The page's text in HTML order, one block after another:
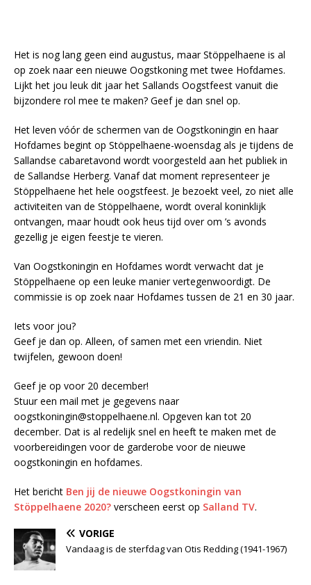
Het is nog lang geen eind augustus, maar Stöppelhaene is al
op zoek naar een nieuwe Oogstkoning met twee Hofdames.
Lijkt het jou leuk dit jaar het Sallands Oogstfeest vanuit die
bijzondere rol mee te maken? Geef je dan snel op.
Het leven vóór de schermen van de Oogstkoningin en haar
Hofdames begint op Stöppelhaene-woensdag als je tijdens de
Sallandse cabaretavond wordt voorgesteld aan het publiek in
de Sallandse Herberg. Vanaf dat moment representeer je
Stöppelhaene het hele oogstfeest. Je bezoekt veel, zo niet alle
activiteiten van de Stöppelhaene, wordt overal koninklijk
ontvangen, maar houdt ook heus tijd over om ’s avonds
gezellig je eigen feestje te vieren.
Van Oogstkoningin en Hofdames wordt verwacht dat je
Stöppelhaene op een leuke manier vertegenwoordigt. De
commissie is op zoek naar Hofdames tussen de 21 en 30 jaar.
Iets voor jou?
Geef je dan op. Alleen, of samen met een vriendin. Niet
twijfelen, gewoon doen!
Geef je op voor 20 december!
Stuur een mail met je gegevens naar
oogstkoningin@stoppelhaene.nl. Opgeven kan tot 20
december. Dat is al redelijk snel en heeft te maken met de
voorbereidingen voor de garderobe voor de nieuwe
oogstkoningin en hofdames.
Het bericht Ben jij de nieuwe Oogstkoningin van
Stöppelhaene 2020? verscheen eerst op Salland TV.
VORIGE
Vandaag is de sterfdag van Otis Redding (1941-1967)